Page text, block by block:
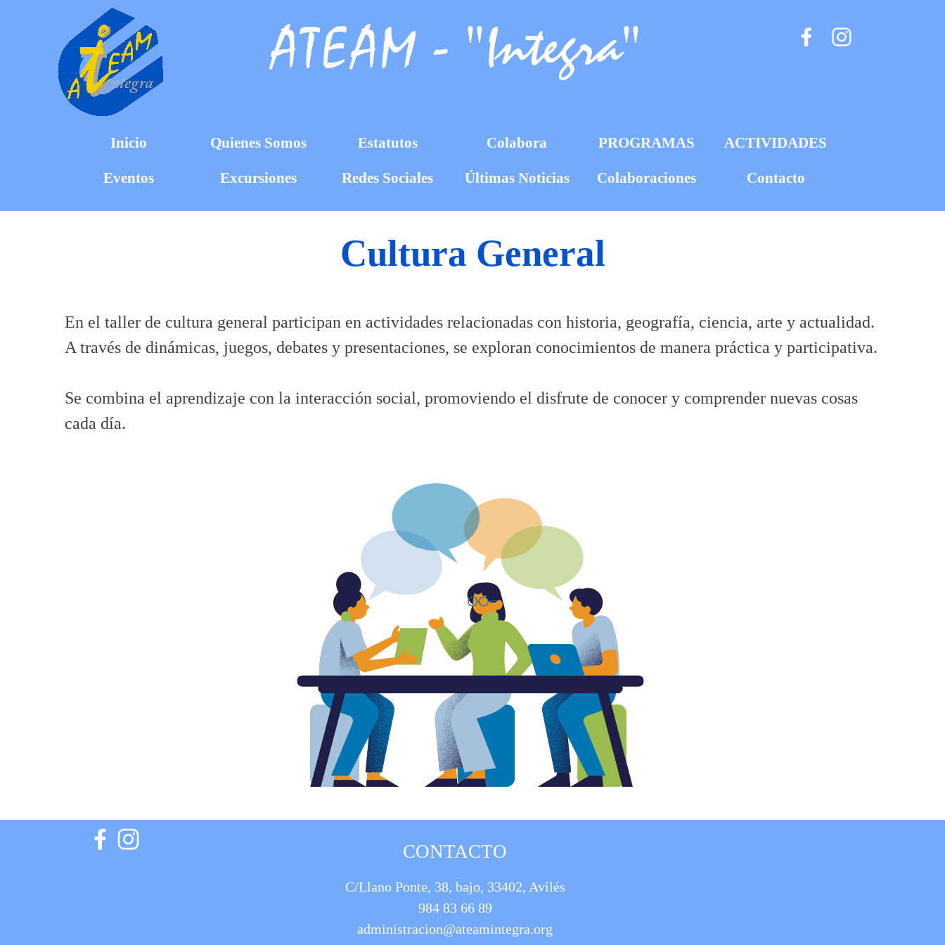
ATEAM - "Integra"
Inicio Quienes Somos Estatutos Colabora PROGRAMAS ACTIVIDADES
Eventos Excursiones Redes Sociales Últimas Noticias Colaboraciones Contacto
Cultura General
En el taller de cultura general participan en actividades relacionadas con historia, geografía, ciencia, arte y actualidad.
A través de dinámicas, juegos, debates y presentaciones, se exploran conocimientos de manera práctica y participativa.
Se combina el aprendizaje con la interacción social, promoviendo el disfrute de conocer y comprender nuevas cosas
cada día.
CONTACTO
C/Llano Ponte, 38, bajo, 33402, Avilés
984 83 66 89
administracion@ateamintegra.org